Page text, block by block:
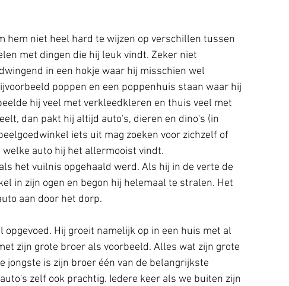
hem niet heel hard te wijzen op verschillen tussen
met dingen die hij leuk vindt. Zeker niet
in een hokje waar hij misschien wel
poppen en een poppenhuis staan waar hij
hij veel met verkleedkleren en thuis veel met
dan pakt hij altijd auto's, dieren en dino's (in
iets uit mag zoeken voor zichzelf of
auto hij het allermooist vindt.
het vuilnis opgehaald werd. Als hij in de verte de
in zijn ogen en begon hij helemaal te stralen. Het
aan door het dorp.
Hij groeit namelijk op in een huis met al
zijn grote broer als voorbeeld. Alles wat zijn grote
jongste is zijn broer één van de belangrijkste
zelf ook prachtig. Iedere keer als we buiten zijn